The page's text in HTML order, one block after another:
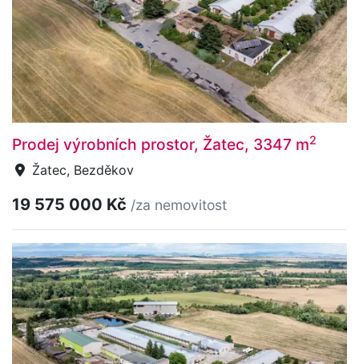
Prodej výrobních prostor, Žatec, 3347 m2
Žatec, Bezděkov
19 575 000 Kč /za nemovitost